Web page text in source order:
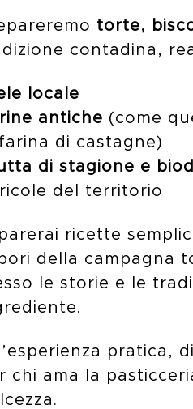
torte,
contadina,
locale
antiche (come
farina di castagne)
di stagione e
del territorio
ricette
della campagna
le storie e le
pratica,
chi ama la